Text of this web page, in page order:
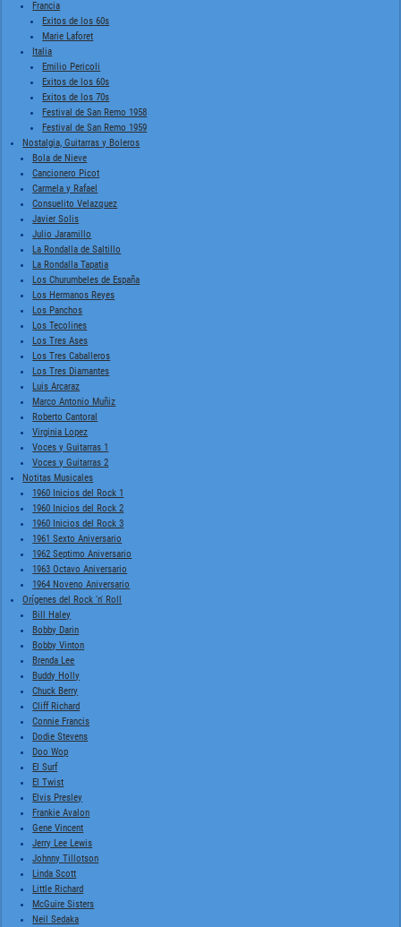
Francia
Exitos de los 60s
Marie Laforet
Italia
Emilio Pericoli
Exitos de los 60s
Exitos de los 70s
Festival de San Remo 1958
Festival de San Remo 1959
Nostalgia, Guitarras y Boleros
Bola de Nieve
Cancionero Picot
Carmela y Rafael
Consuelito Velazquez
Javier Solis
Julio Jaramillo
La Rondalla de Saltillo
La Rondalla Tapatia
Los Churumbeles de España
Los Hermanos Reyes
Los Panchos
Los Tecolines
Los Tres Ases
Los Tres Caballeros
Los Tres Diamantes
Luis Arcaraz
Marco Antonio Muñiz
Roberto Cantoral
Virginia Lopez
Voces y Guitarras 1
Voces y Guitarras 2
Notitas Musicales
1960 Inicios del Rock 1
1960 Inicios del Rock 2
1960 Inicios del Rock 3
1961 Sexto Aniversario
1962 Septimo Aniversario
1963 Octavo Aniversario
1964 Noveno Aniversario
Orígenes del Rock 'n' Roll
Bill Haley
Bobby Darin
Bobby Vinton
Brenda Lee
Buddy Holly
Chuck Berry
Cliff Richard
Connie Francis
Dodie Stevens
Doo Wop
El Surf
El Twist
Elvis Presley
Frankie Avalon
Gene Vincent
Jerry Lee Lewis
Johnny Tillotson
Linda Scott
Little Richard
McGuire Sisters
Neil Sedaka